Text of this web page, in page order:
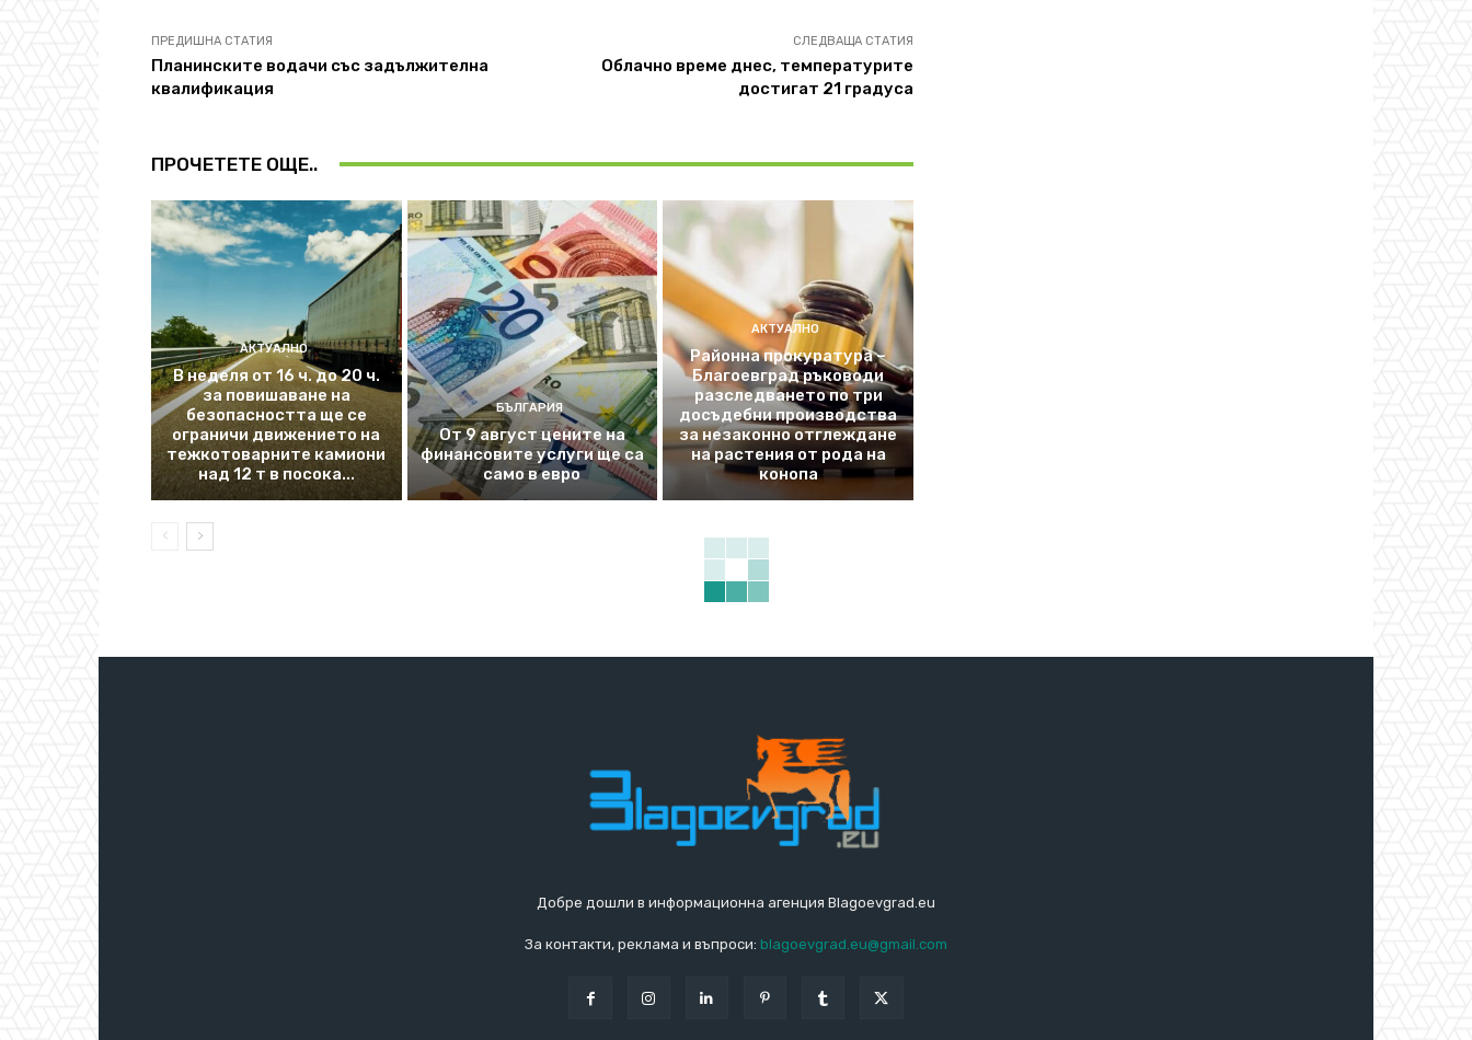
ПРЕДИШНА СТАТИЯ
Планинските водачи със задължителна
квалификация
СЛЕДВАЩА СТАТИЯ
Облачно време днес, температурите
достигат 21 градуса
ПРОЧЕТЕТЕ ОЩЕ..
АКТУАЛНО
В неделя от 16 ч. до 20 ч.
за повишаване на
безопасността ще се
ограничи движението на
тежкотоварните камиони
над 12 т в посока...
БЪЛГАРИЯ
От 9 август цените на
финансовите услуги ще са
само в евро
АКТУАЛНО
Районна прокуратура –
Благоевград ръководи
разследването по три
досъдебни производства
за незаконно отглеждане
на растения от рода на
конопа
Добре дошли в информационна агенция Blagoevgrad.eu
За контакти, реклама и въпроси: blagoevgrad.eu@gmail.com